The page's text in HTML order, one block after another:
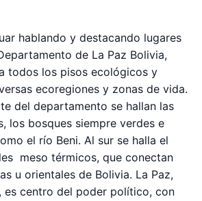
hablando y destacando lugares
de La Paz Bolivia,
todos los pisos ecológicos y
ecoregiones y zonas de vida.
del departamento se hallan las
los bosques siempre verdes e
el río Beni. Al sur se halla el
meso térmicos, que conectan
u orientales de Bolivia. La Paz,
es centro del poder político, con